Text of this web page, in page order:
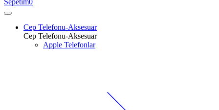
Sepetim0
Cep Telefonu-Aksesuar
Cep Telefonu-Aksesuar
Apple Telefonlar